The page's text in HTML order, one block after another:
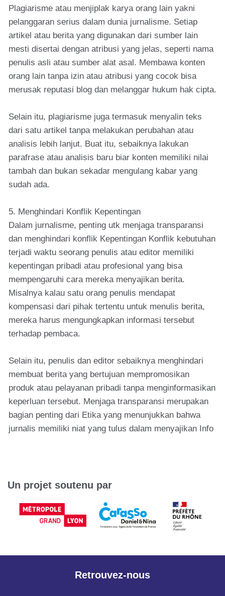
Plagiarisme atau menjiplak karya orang lain yakni
pelanggaran serius dalam dunia jurnalisme. Setiap
artikel atau berita yang digunakan dari sumber lain
mesti disertai dengan atribusi yang jelas, seperti nama
penulis asli atau sumber alat asal. Membawa konten
orang lain tanpa izin atau atribusi yang cocok bisa
merusak reputasi blog dan melanggar hukum hak cipta.
Selain itu, plagiarisme juga termasuk menyalin teks
dari satu artikel tanpa melakukan perubahan atau
analisis lebih lanjut. Buat itu, sebaiknya lakukan
parafrase atau analisis baru biar konten memiliki nilai
tambah dan bukan sekadar mengulang kabar yang
sudah ada.
5. Menghindari Konflik Kepentingan
Dalam jurnalisme, penting utk menjaga transparansi
dan menghindari konflik Kepentingan Konflik kebutuhan
terjadi waktu seorang penulis atau editor memiliki
kepentingan pribadi atau profesional yang bisa
mempengaruhi cara mereka menyajikan berita.
Misalnya kalau satu orang penulis mendapat
kompensasi dari pihak tertentu untuk menulis berita,
mereka harus mengungkapkan informasi tersebut
terhadap pembaca.
Selain itu, penulis dan editor sebaiknya menghindari
membuat berita yang bertujuan mempromosikan
produk atau pelayanan pribadi tanpa menginformasikan
keperluan tersebut. Menjaga transparansi merupakan
bagian penting dari Etika yang menunjukkan bahwa
jurnalis memiliki niat yang tulus dalam menyajikan Info
Un projet soutenu par
Retrouvez-nous